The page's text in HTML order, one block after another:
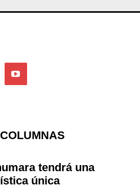
tendrá una
única